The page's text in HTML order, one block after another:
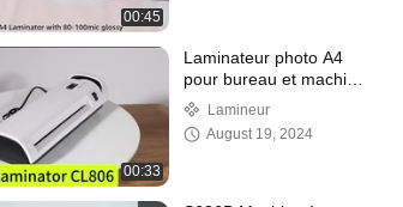
00:45
00:33
Laminateur photo A4
pour bureau et machine
à laminer à usage
scolaire
Lamineur
August 19, 2024